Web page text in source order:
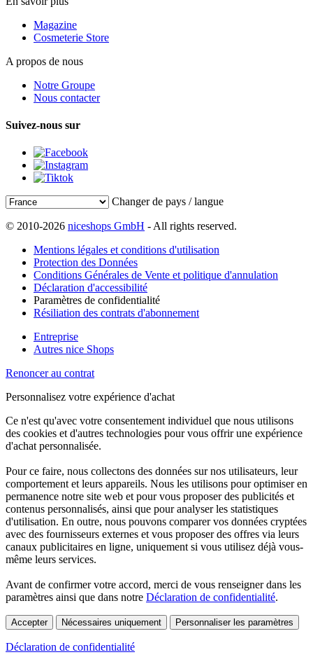
Magazine
Cosmeterie Store
A propos de nous
Notre Groupe
Nous contacter
Suivez-nous sur
Changer de pays / langue
© 2010-2026 niceshops GmbH - All rights reserved.
Mentions légales et conditions d'utilisation
Protection des Données
Conditions Générales de Vente et politique d'annulation
Déclaration d'accessibilité
Paramètres de confidentialité
Résiliation des contrats d'abonnement
Entreprise
Autres nice Shops
Renoncer au contrat
Personnalisez votre expérience d'achat
Ce n'est qu'avec votre consentement individuel que nous utilisons
des cookies et d'autres technologies pour vous offrir une expérience
d'achat personnalisée.
Pour ce faire, nous collectons des données sur nos utilisateurs, leur
comportement et leurs appareils. Nous les utilisons pour optimiser en
permanence notre site web et pour vous proposer des publicités et
contenus personnalisés, ainsi que pour analyser les statistiques
d'utilisation. En outre, nous pouvons comparer vos données cryptées
avec des fournisseurs externes et vous proposer des offres via leurs
canaux publicitaires en ligne, uniquement si vous utilisez déjà vous-
même leurs services.
Avant de confirmer votre accord, merci de vous renseigner dans les
paramètres ainsi que dans notre Déclaration de confidentialité.
Accepter Nécessaires uniquement Personnaliser les paramètres
Déclaration de confidentialité